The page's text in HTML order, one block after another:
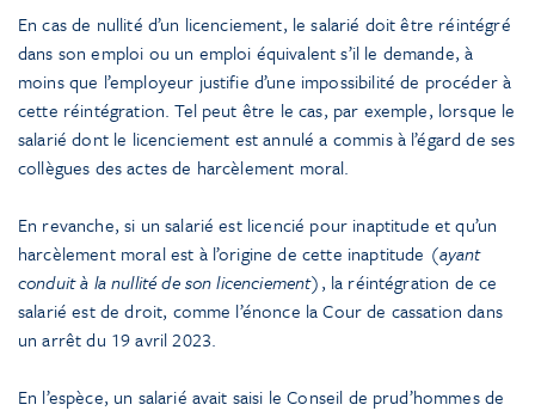
En cas de nullité d’un licenciement, le salarié doit être réintégré
dans son emploi ou un emploi équivalent s’il le demande, à
moins que l’employeur justifie d’une impossibilité de procéder à
cette réintégration. Tel peut être le cas, par exemple, lorsque le
salarié dont le licenciement est annulé a commis à l’égard de ses
collègues des actes de harcèlement moral.
En revanche, si un salarié est licencié pour inaptitude et qu’un
harcèlement moral est à l’origine de cette inaptitude (ayant
conduit à la nullité de son licenciement), la réintégration de ce
salarié est de droit, comme l’énonce la Cour de cassation dans
un arrêt du 19 avril 2023.
En l’espèce, un salarié avait saisi le Conseil de prud’hommes de